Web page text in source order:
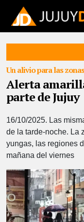
Un alivio para las
Alerta
parte de Jujuy
16/10/2025. Las
de la tarde-noche. La
yungas, las regiones
mañana del viernes